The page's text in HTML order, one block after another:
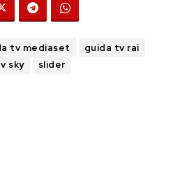
tv mediaset
guida tv rai
sky
slider